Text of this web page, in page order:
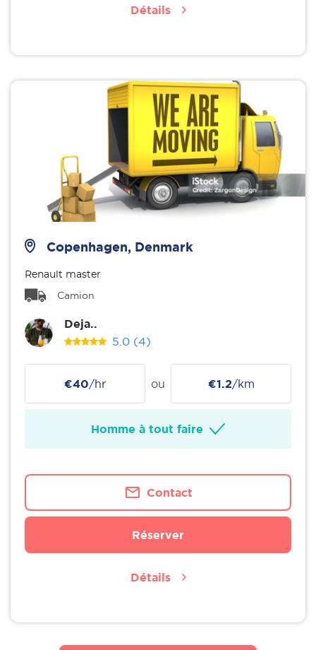
Détails
Copenhagen, Denmark
Renault master
Camion
Deja..
5.0 (4)
€40/hr ou €1.2/km
Homme à tout faire
Contact
Réserver
Détails